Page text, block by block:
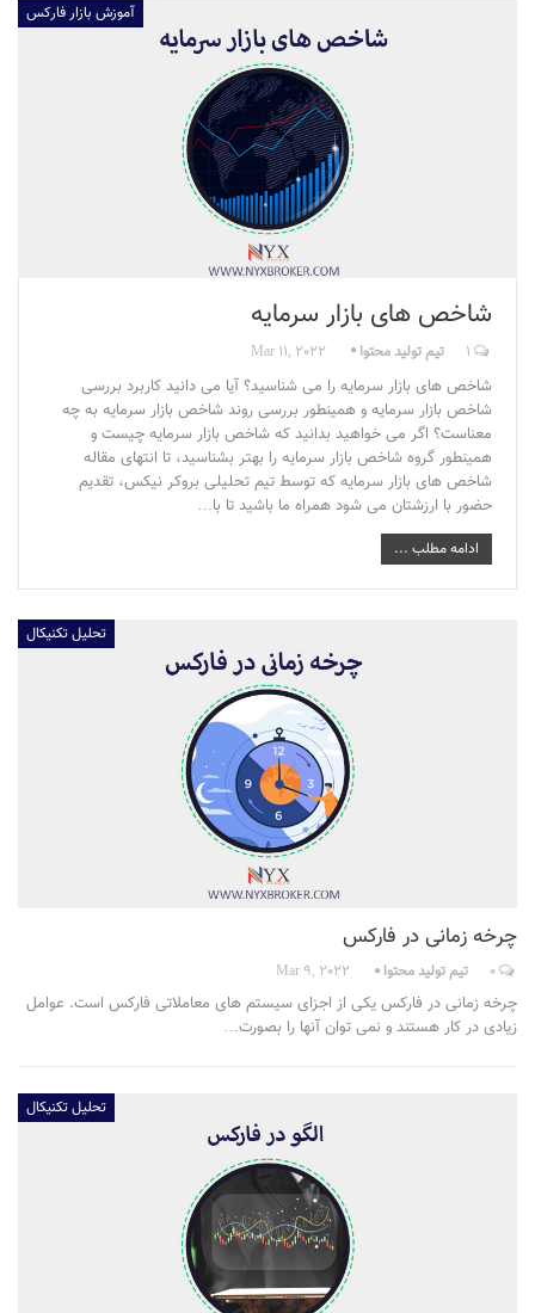
آموزش بازار فارکس
شاخص های بازار سرمایه
تیم تولید محتوا Mar 11, 2022
شاخص های بازار سرمایه را می شناسید؟ آیا می دانید کاربرد بررسی
شاخص بازار سرمایه و همینطور بررسی روند شاخص بازار سرمایه به چه
معناست؟ اگر می خواهید بدانید که شاخص بازار سرمایه چیست و
همینطور گروه شاخص بازار سرمایه را بهتر بشناسید، تا انتهای مقاله
شاخص های بازار سرمایه که توسط تیم تحلیلی بروکر نیکس، تقدیم
حضور با ارزشتان می شود همراه ما باشید تا با…
ادامه مطلب ...
تحلیل تکنیکال
چرخه زمانی در فارکس
تیم تولید محتوا Mar 9, 2022
چرخه زمانی در فارکس یکی از اجزای سیستم های معاملاتی فارکس است. عوامل
زیادی در کار هستند و نمی توان آنها را بصورت…
تحلیل تکنیکال